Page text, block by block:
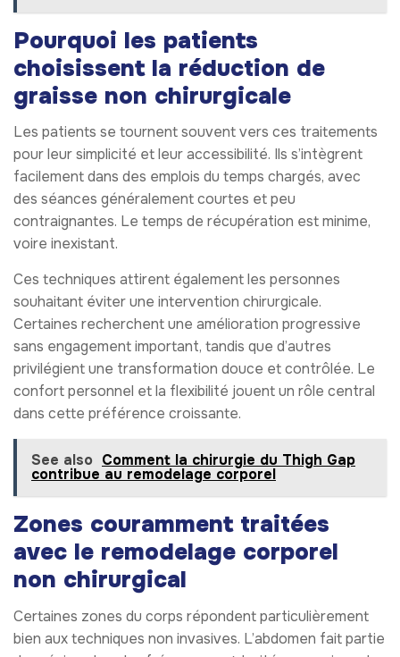
Pourquoi les patients
choisissent la réduction de
graisse non chirurgicale
Les patients se tournent souvent vers ces traitements
pour leur simplicité et leur accessibilité. Ils s’intègrent
facilement dans des emplois du temps chargés, avec
des séances généralement courtes et peu
contraignantes. Le temps de récupération est minime,
voire inexistant.
Ces techniques attirent également les personnes
souhaitant éviter une intervention chirurgicale.
Certaines recherchent une amélioration progressive
sans engagement important, tandis que d’autres
privilégient une transformation douce et contrôlée. Le
confort personnel et la flexibilité jouent un rôle central
dans cette préférence croissante.
See also Comment la chirurgie du Thigh Gap
contribue au remodelage corporel
Zones couramment traitées
avec le remodelage corporel
non chirurgical
Certaines zones du corps répondent particulièrement
bien aux techniques non invasives. L’abdomen fait partie